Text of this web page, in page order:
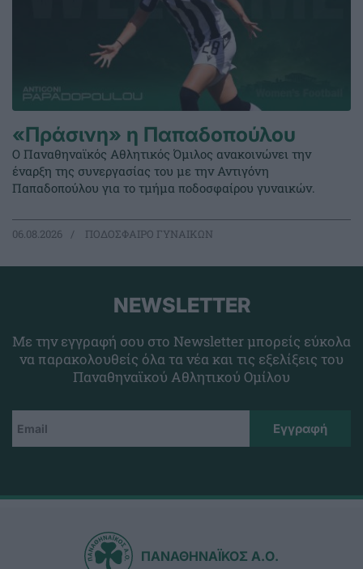
«Πράσινη» η Παπαδοπούλου
Ο Παναθηναϊκός Αθλητικός Όμιλος ανακοινώνει την
έναρξη της συνεργασίας του με την Αντιγόνη
Παπαδοπούλου για το τμήμα ποδοσφαίρου γυναικών.
06.08.2026 ΠΟΔΟΣΦΑΙΡΟ ΓΥΝΑΙΚΩΝ
NEWSLETTER
Με την εγγραφή σου στο Newsletter μπορείς εύκολα
να παρακολουθείς όλα τα νέα και τις εξελίξεις του
Παναθηναϊκού Αθλητικού Ομίλου
ΠΑΝΑΘΗΝΑΪΚΟΣ Α.Ο.